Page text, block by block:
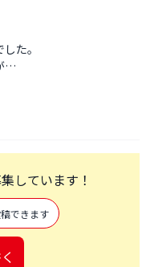
た。
…
しています！
できます